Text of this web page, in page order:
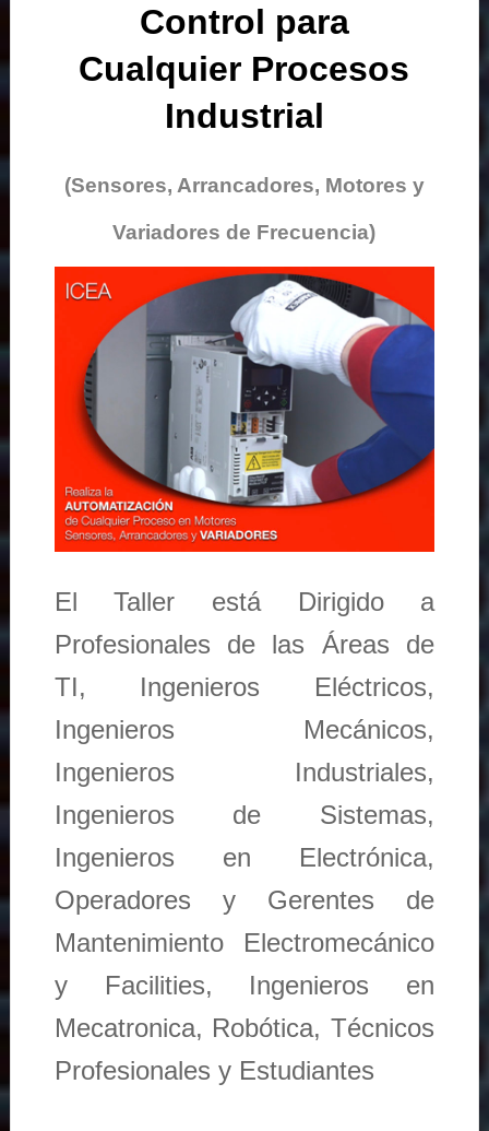
Control para
Cualquier Procesos
Industrial
(Sensores, Arrancadores, Motores y
Variadores de Frecuencia)
El Taller está Dirigido a
Profesionales de las Áreas de
TI, Ingenieros Eléctricos,
Ingenieros Mecánicos,
Ingenieros Industriales,
Ingenieros de Sistemas,
Ingenieros en Electrónica,
Operadores y Gerentes de
Mantenimiento Electromecánico
y Facilities, Ingenieros en
Mecatronica, Robótica, Técnicos
Profesionales y Estudiantes